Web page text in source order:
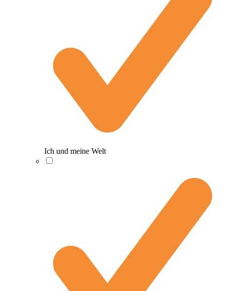
Ich und meine Welt